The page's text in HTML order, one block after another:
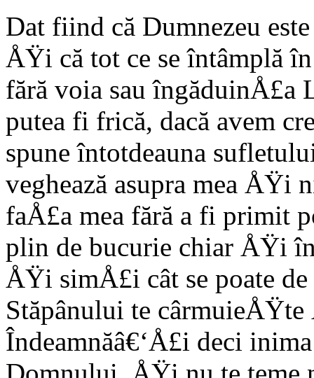
Dat fiind că Dumnezeu
ÅŸi că tot ce se întâmplă
fără voia sau îngăduinÅ£a
putea fi frică, dacă avem
spune întotdeauna
veghează asupra mea ÅŸi
faÅ£a mea fără a fi primit
plin de bucurie chiar ÅŸi
ÅŸi simÅ£i cât se poate
Stăpânului te
Îndeamnăâ€‘Å£i deci